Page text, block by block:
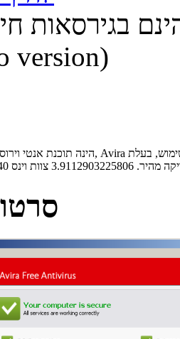
version)
מהיר. 3.9112903225806 צוות וינס